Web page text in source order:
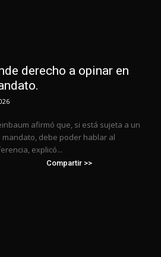
derecho a opinar en
afirmó que, si está sujeta a un
debe poder hablar al
explicó...
Compartir >>